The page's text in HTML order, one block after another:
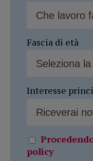
Fascia di età
Interesse
policy